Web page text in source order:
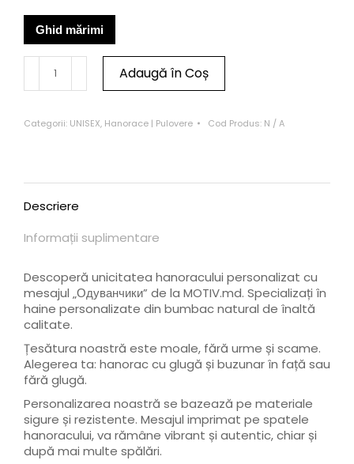
Ghid mărimi
Adaugă în Coș
Categorii: UNISEX, Hanorace | Pulovere Cod Produs: N / A
Descriere
Informații suplimentare
Descoperă unicitatea hanoracului personalizat cu
mesajul „Одуванчики” de la MOTIV.md. Specializați în
haine personalizate din bumbac natural de înaltă
calitate.
Țesătura noastră este moale, fără urme și scame.
Alegerea ta: hanorac cu glugă și buzunar în față sau
fără glugă.
Personalizarea noastră se bazează pe materiale
sigure și rezistente. Mesajul imprimat pe spatele
hanoracului, va rămâne vibrant și autentic, chiar și
după mai multe spălări.